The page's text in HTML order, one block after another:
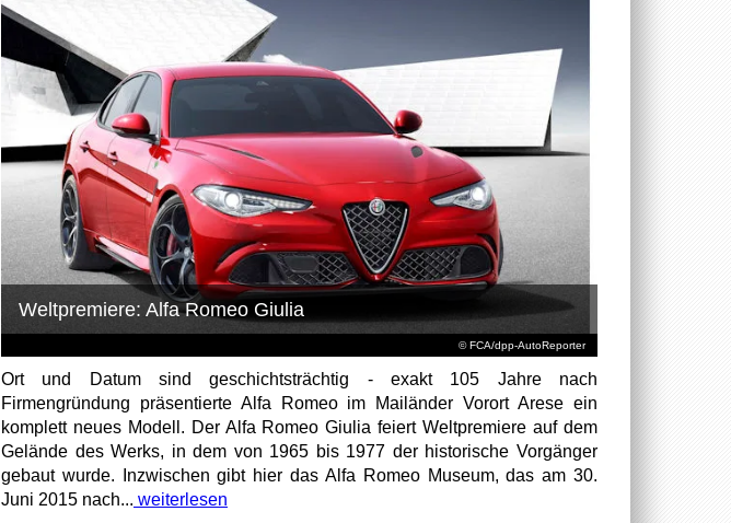
© FCA/dpp-AutoReporter
Weltpremiere: Alfa Romeo Giulia
Ort und Datum sind geschichtsträchtig - exakt 105 Jahre nach
Firmengründung präsentierte Alfa Romeo im Mailänder Vorort Arese ein
komplett neues Modell. Der Alfa Romeo Giulia feiert Weltpremiere auf dem
Gelände des Werks, in dem von 1965 bis 1977 der historische Vorgänger
gebaut wurde. Inzwischen gibt hier das Alfa Romeo Museum, das am 30.
Juni 2015 nach... weiterlesen